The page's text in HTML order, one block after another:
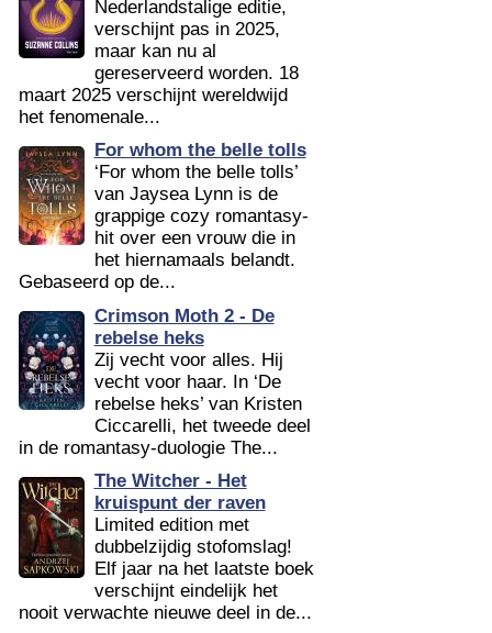
Nederlandstalige editie,
verschijnt pas in 2025,
maar kan nu al
gereserveerd worden. 18
maart 2025 verschijnt wereldwijd
het fenomenale...
For whom the belle tolls
‘For whom the belle tolls’
van Jaysea Lynn is de
grappige cozy romantasy-
hit over een vrouw die in
het hiernamaals belandt.
Gebaseerd op de...
Crimson Moth 2 - De
rebelse heks
Zij vecht voor alles. Hij
vecht voor haar. In ‘De
rebelse heks’ van Kristen
Ciccarelli, het tweede deel
in de romantasy-duologie The...
The Witcher - Het
kruispunt der raven
Limited edition met
dubbelzijdig stofomslag!
Elf jaar na het laatste boek
verschijnt eindelijk het
nooit verwachte nieuwe deel in de...